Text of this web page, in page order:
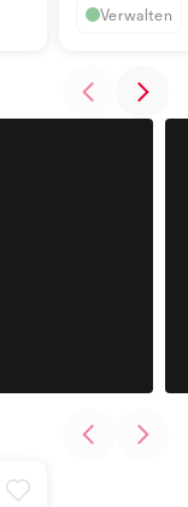
Verwalten